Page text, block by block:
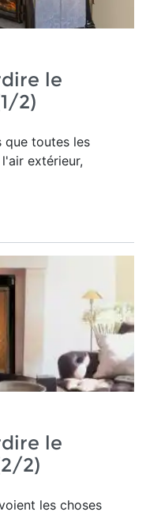
le
2)
que toutes les
extérieur,
le
2)
les choses